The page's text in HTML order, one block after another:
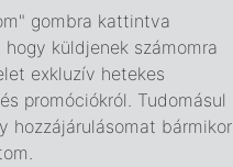
gombra kattintva
hogy küldjenek számomra
exkluzív hetekes
promóciókról. Tudomásul
hozzájárulásomat bármikor